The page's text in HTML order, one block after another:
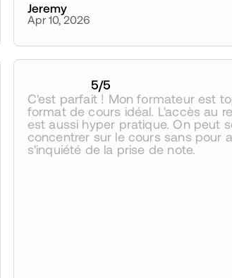
Jeremy
Apr 10, 2026
5/5
C'est parfait ! Mon formateur est
format de cours idéal. L'accès au
est aussi hyper pratique. On peut
concentrer sur le cours sans pour
s'inquiété de la prise de note.